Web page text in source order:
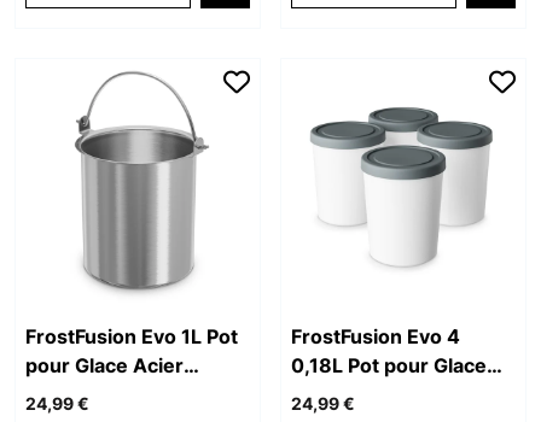
FrostFusion Evo 1L Pot
pour Glace Acier
Inoxydable
24,99 €
FrostFusion Evo 4
0,18L Pot pour Glace
Blanc
24,99 €